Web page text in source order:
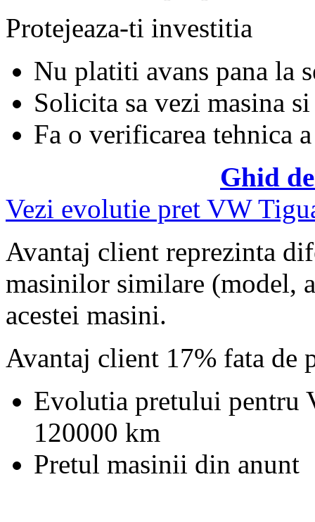
Protejeaza-ti investitia
Nu platiti avans pana la
Solicita sa vezi masina si
Fa o verificarea tehnica
Ghid
Vezi evolutie pret VW
Avantaj client reprezinta
masinilor similare (model,
acestei masini.
Avantaj client 17% fata de
Evolutia pretului pentru
120000 km
Pretul masinii din anunt